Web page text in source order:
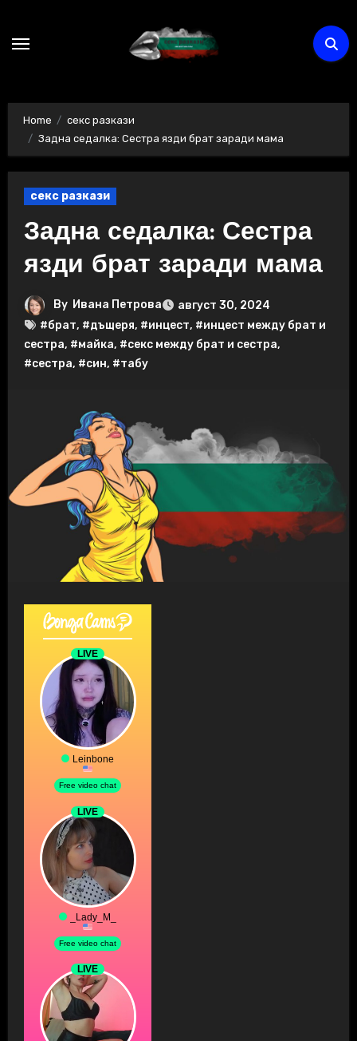
content
Home
секс разкази
Задна седалка: Сестра язди брат заради мама
секс разкази
Задна седалка: Сестра
язди брат заради мама
By Ивана Петрова
август 30, 2024
#брат, #дъщеря, #инцест, #инцест между брат и
сестра, #майка, #секс между брат и сестра,
#сестра, #син, #табу